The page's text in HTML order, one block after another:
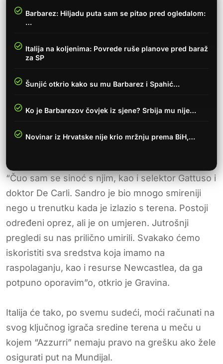
Barbarez: Hiljadu puta sam se pitao pred ogledalom:
…
Italija na koljenima: Povrede ruše planove pred baraž
za SP
Šunjić otkrio kako su mu Barbarez i Spahić…
Ko je Barbarezov čovjek iz sjene? Srbija mu nije…
Novinar iz Hrvatske nije krio mržnju prema BiH,…
“Čuo sam se sinoć s njim, kao i selektor Gattuso i
doktor De Carli. Sandro je bio mnogo smireniji
nego u trenutku kada je izlazio s terena. Postoji
određeni oprez, ali je on umjeren. Jutrošnji
pregledi su nas prilično umirili. Svakako ćemo
iskoristiti sva sredstva koja imamo na
raspolaganju, kao i resurse Newcastlea, da ga
potpuno oporavim”o, otkrio je Gravina.
Italija će tako, po svemu sudeći, moći računati na
svog ključnog igrača sredine terena u meču u
kojem “Azzurri” nemaju pravo na grešku ako žele
osigurati put na Mundijal.